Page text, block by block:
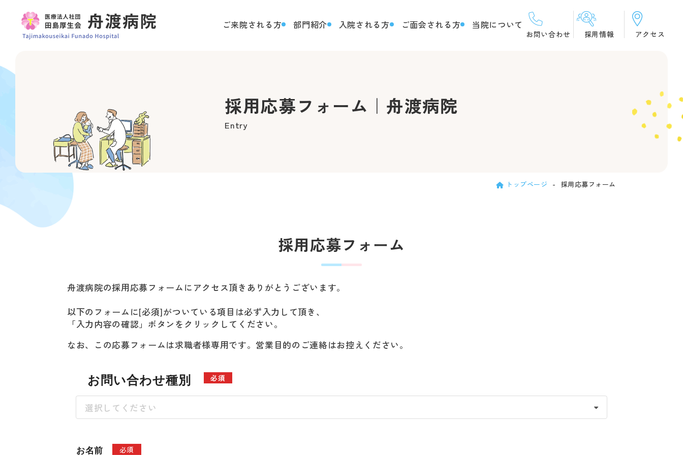
ご来院される方 部門紹介 入院される方 ご面会される方 当院について
お問い合わせ 採用情報 アクセス
採用応募フォーム｜舟渡病院
Entry
トップページ 採用応募フォーム
採用応募フォーム
舟渡病院の採用応募フォームにアクセス頂きありがとうございます。
以下のフォームに[必須]がついている項目は必ず入力して頂き、
「入力内容の確認」ボタンをクリックしてください。
なお、この応募フォームは求職者様専用です。営業目的のご連絡はお控えください。
お問い合わせ種別 必須
選択してください
お名前 必須